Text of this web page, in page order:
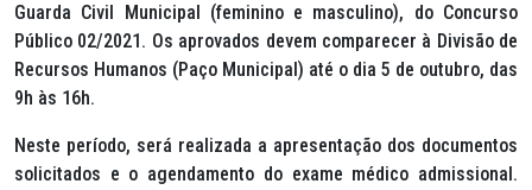
Guarda Civil Municipal (feminino e masculino), do Concurso
Público 02/2021. Os aprovados devem comparecer à Divisão de
Recursos Humanos (Paço Municipal) até o dia 5 de outubro, das
9h às 16h.
Neste período, será realizada a apresentação dos documentos
solicitados e o agendamento do exame médico admissional.